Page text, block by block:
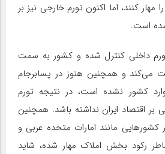
کنند، اما اکنون تورم خارجی نیز بر
است.
داخلی کنترل شده و کشور به سمت
می‌کند و همچنین هنوز در پسابرجام
کشور نشده است، در نتیجه تورم
بر اقتصاد ایران نداشته باشد. همچنین
کشورهایی مانند امارات متحده عربی و
رکود بخش املاک مهار شده، شاید